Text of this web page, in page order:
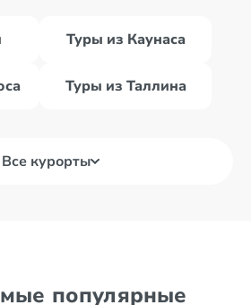
Туры из Каунаса
Туры из Таллина
Все курорты
популярные